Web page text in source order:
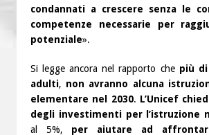
condannati a crescere senza le
competenze necessarie per
potenziale».
Si legge ancora nel rapporto chepiù di
adulti, non avranno alcuna
elementare nel 2030. L’Unicef
degli investimenti per l’istruzione
al 5%, per aiutare ad